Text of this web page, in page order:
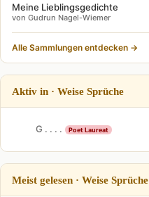
Meine Lieblingsgedichte
von Gudrun Nagel-Wiemer
Alle Sammlungen entdecken →
Aktiv in · Weise Sprüche
G . . . . Poet Laureat
Meist gelesen · Weise Sprüche